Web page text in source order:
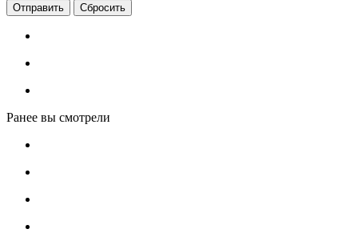
Сбросить
Ранее вы смотрели